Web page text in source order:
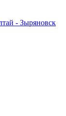
- Зыряновск